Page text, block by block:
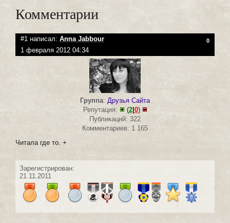
Комментарии
#1 написал: Anna Jabbour 0
1 февраля 2012 04:34
Группа: Друзья Сайта
Репутация:
(2|0)
Публикаций: 322
Комментариев: 1 165
Читала где то. +
Зарегистрирован:
21.11.2011